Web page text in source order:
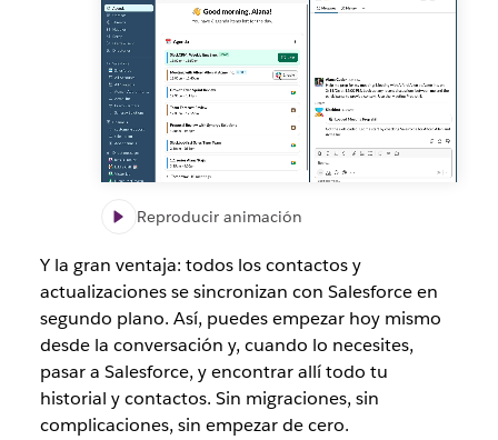
Reproducir animación
Y la gran ventaja: todos los contactos y
actualizaciones se sincronizan con Salesforce en
segundo plano. Así, puedes empezar hoy mismo
desde la conversación y, cuando lo necesites,
pasar a Salesforce, y encontrar allí todo tu
historial y contactos. Sin migraciones, sin
complicaciones, sin empezar de cero.